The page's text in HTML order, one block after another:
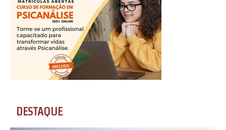
DESTAQUE